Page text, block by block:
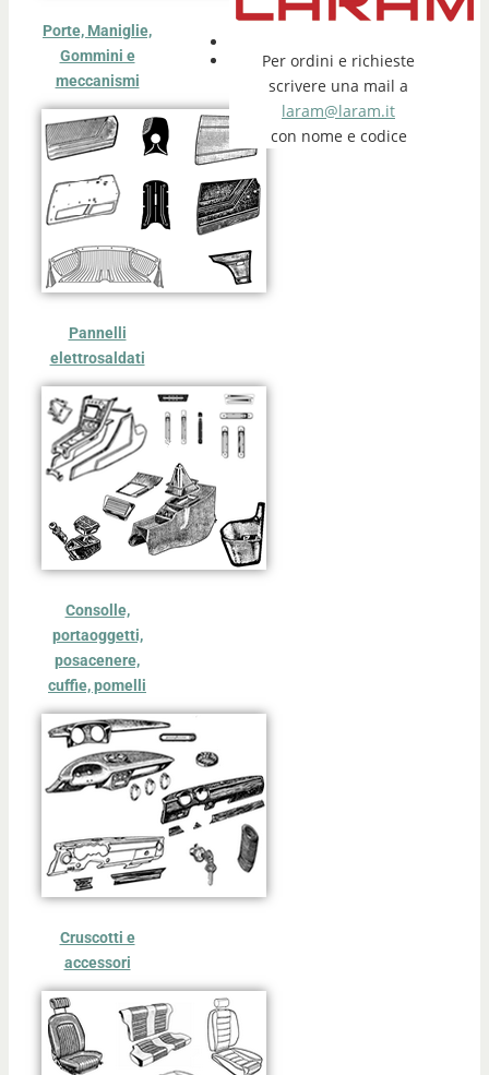
Porte, Maniglie,
Gommini e
meccanismi
Pannelli
elettrosaldati
Consolle,
portaoggetti,
posacenere,
cuffie, pomelli
Cruscotti e
accessori
Per ordini e richieste
scrivere una mail a
laram@laram.it
con nome e codice